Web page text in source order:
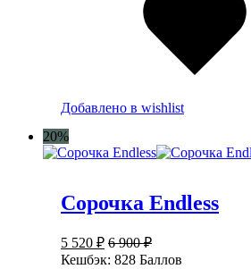
Добавлено в wishlist
20%
Сорочка Endless
5 520 ₽ 6 900₽
Кешбэк: 828 Баллов